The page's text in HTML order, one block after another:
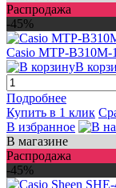
Распродажа
-45%
Casio MTP-B310M-
В
Подробнее
Купить в 1 клик
В избранное
В магазине
Распродажа
-45%